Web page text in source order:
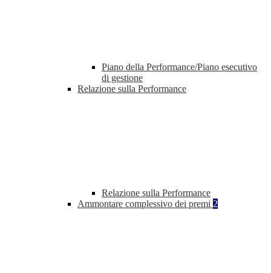
Piano della Performance/Piano esecutivo
di gestione
Relazione sulla Performance
Relazione sulla Performance
Ammontare complessivo dei premi 2